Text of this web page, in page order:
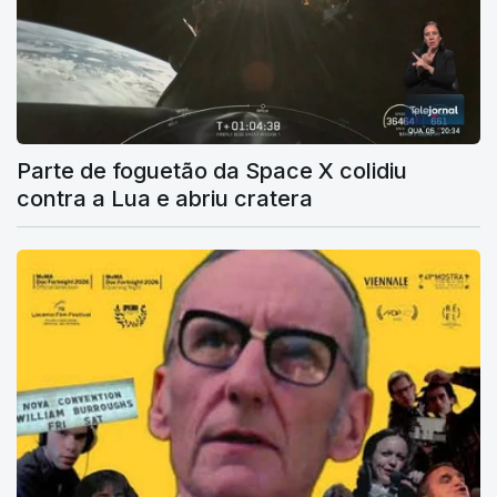
Parte de foguetão da Space X colidiu
contra a Lua e abriu cratera